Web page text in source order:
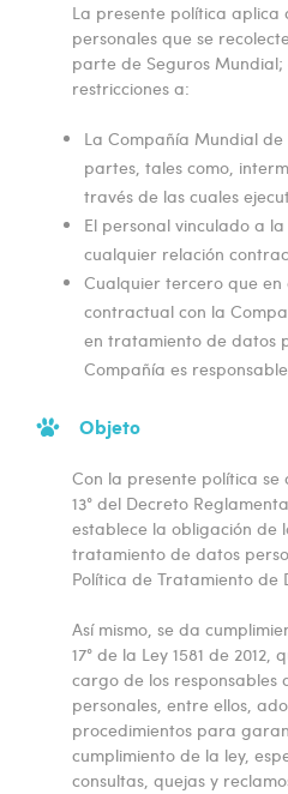
La presente política aplica
personales que se
parte de Seguros
restricciones a:
La Compañía Mundial
partes, tales como,
través de las cuales
El personal vinculado a
cualquier relación
Cualquier tercero que en
contractual con la
en tratamiento de datos
Compañía es
Objeto
Con la presente política
13° del Decreto
establece la obligación de
tratamiento de datos
Política de Tratamiento de
Así mismo, se da
17° de la Ley 1581 de
cargo de los
personales, entre ellos,
procedimientos para
cumplimiento de la ley,
consultas, quejas y